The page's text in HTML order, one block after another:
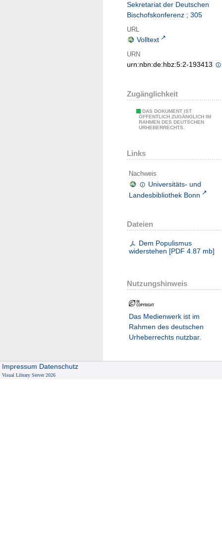
Sekretariat der Deutschen
Bischofskonferenz ; 305
URL
Volltext
URN
urn:nbn:de:hbz:5:2-193413
Zugänglichkeit
DAS DOKUMENT IST
ÖFFENTLICH ZUGÄNGLICH IM
RAHMEN DES DEUTSCHEN
URHEBERRECHTS.
Links
Nachweis
Universitäts- und
Landesbibliothek Bonn
Dateien
Dem Populismus
widerstehen [PDF 4.87 mb]
Nutzungshinweis
Das Medienwerk ist im
Rahmen des deutschen
Urheberrechts nutzbar.
Impressum Datenschutz
Visual Library Server 2026